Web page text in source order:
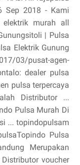
Sep 2018 - Kami
elektrik murah all
| Pulsa
Elektrik Gunung
03/pusat-agen-
dealer pulsa
pulsa terpercaya
Distributor ...
Pulsa Murah Di
... topindopulsam
Pulsa
Merupakan
Distributor voucher